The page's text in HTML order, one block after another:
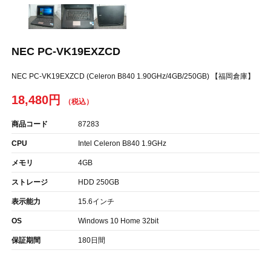
NEC PC-VK19EXZCD
NEC PC-VK19EXZCD (Celeron B840 1.90GHz/4GB/250GB) 【福岡倉庫】
18,480円
商品コード 87283
CPU Intel Celeron B840 1.9GHz
メモリ 4GB
ストレージ HDD 250GB
表示能力 15.6インチ
OS Windows 10 Home 32bit
保証期間 180日間